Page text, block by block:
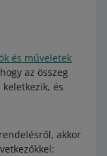
és műveletek
az összeg
és
akkor